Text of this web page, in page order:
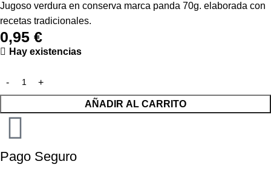
Jugoso verdura en conserva marca panda 70g. elaborada con
recetas tradicionales.
0,95 €
Hay existencias
AÑADIR AL CARRITO
Pago Seguro